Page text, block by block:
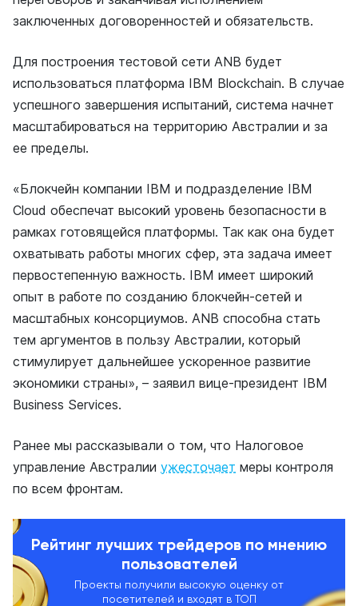
заключенных договоренностей и обязательств.
Для построения тестовой сети ANB будет
использоваться платформа IBM Blockchain. В случае
успешного завершения испытаний, система начнет
масштабироваться на территорию Австралии и за
ее пределы.
«Блокчейн компании IBM и подразделение IBM
Cloud обеспечат высокий уровень безопасности в
рамках готовящейся платформы. Так как она будет
охватывать работы многих сфер, эта задача имеет
первостепенную важность. IBM имеет широкий
опыт в работе по созданию блокчейн-сетей и
масштабных консорциумов. ANB способна стать
тем аргументов в пользу Австралии, который
стимулирует дальнейшее ускоренное развитие
экономики страны», – заявил вице-президент IBM
Business Services.
Ранее мы рассказывали о том, что Налоговое
управление Австралии ужесточает меры контроля
по всем фронтам.
Рейтинг лучших трейдеров по мнению
пользователей
Проекты получили высокую оценку от
посетителей и входят в ТОП